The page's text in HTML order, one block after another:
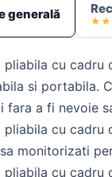
generală ★ ★
pliabila cu cadru
si portabila.
fara a fi nevoie
pliabila cu cadru
monitorizati
pliabila cu cadru